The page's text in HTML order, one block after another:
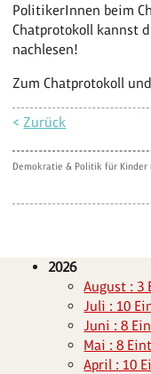
PolitikerInnen beim
Chatprotokoll kannst
nachlesen!
Zum Chatprotokoll
< Zurück
Demokratie & Politik für Kinder
2026
August : 3
Juli : 10
Juni : 8
Mai : 8
April : 10